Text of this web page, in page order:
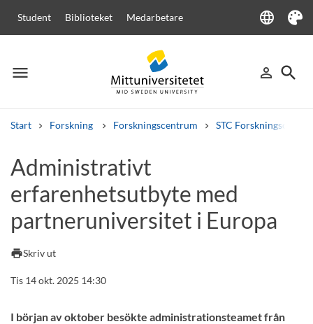
Student Biblioteket Medarbetare language
Language
Tema
menu
Meny person_outline
Logga in
search
Sök
Start Forskning Forskningscentrum STC Forskningscenter
Andra söktjänster
Kurser och program Kursplaner Välkomstbrev
Lediga jobb
Administrativt
erfarenhetsutbyte med
partneruniversitet i Europa
printSkriv ut
Tis 14 okt. 2025 14:30
I början av oktober besökte administrationsteamet från